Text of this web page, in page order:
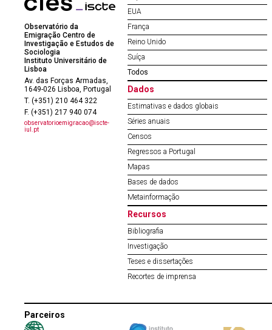
Observatório da
Emigração Centro de
Investigação e Estudos de
Sociologia
Instituto Universitário de
Lisboa
Av. das Forças Armadas,
1649-026 Lisboa, Portugal
T. (+351) 210 464 322
F. (+351) 217 940 074
observatorioemigracao@iscte-
iul.pt
EUA
França
Reino Unido
Suíça
Todos
Dados
Estimativas e dados globais
Séries anuais
Censos
Regressos a Portugal
Mapas
Bases de dados
Metainformação
Recursos
Bibliografia
Investigação
Teses e dissertações
Recortes de imprensa
Parceiros